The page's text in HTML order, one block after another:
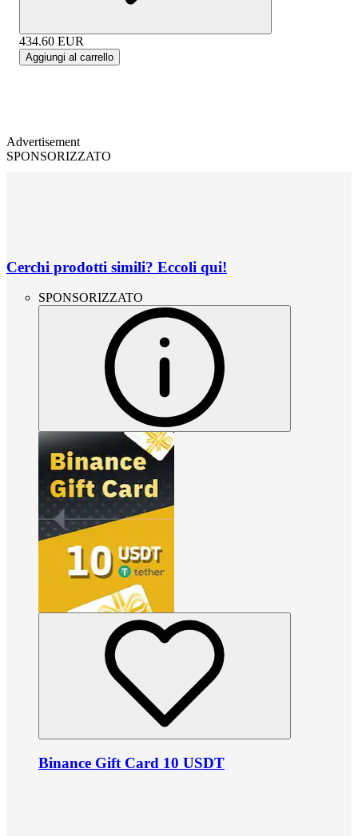
434.60 EUR
Aggiungi al carrello
Advertisement
SPONSORIZZATO
Cerchi prodotti simili? Eccoli qui!
SPONSORIZZATO
Binance Gift Card 10 USDT